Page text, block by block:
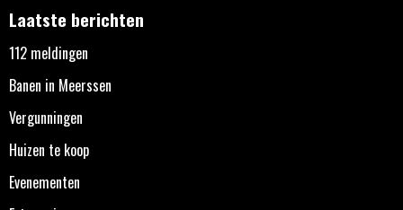
Laatste berichten
112 meldingen
Banen in Meerssen
Vergunningen
Huizen te koop
Evenementen